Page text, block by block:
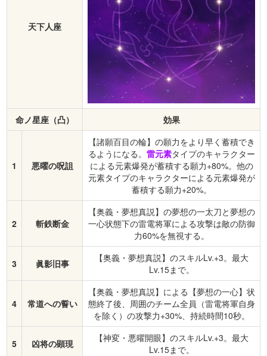
天下人座
命ノ星座（凸） 効果
1 悪曜の呪詛
【諸願百目の輪】の願力をより早く蓄積でき
るようになる。 雷元素タイプのキャラクター
による元素爆発が蓄積する願力+80%。他の
元素タイプのキャラクターによる元素爆発が
蓄積する願力+20%。
2 斬鉄断金
【奥義・夢想真説】の夢想の一太刀と夢想の
一心状態下の雷電将軍による攻撃は敵の防御
力60%を無視する。
3 眞影旧事
【奥義・夢想真説】のスキルLv.+3。最大
Lv.15まで。
4 常道への誓い
【奥義・夢想真説】による【夢想の一心】状
態終了後、周囲のチーム全員（雷電将軍自身
を除く）の攻撃力+30%、持続時間10秒。
5 凶将の顕現
【神変・悪曜開眼】のスキルLv.+3。最大
Lv.15まで。